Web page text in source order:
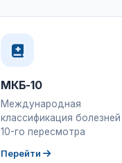
МКБ-10
Международная
классификация болезней
10-го пересмотра
Перейти